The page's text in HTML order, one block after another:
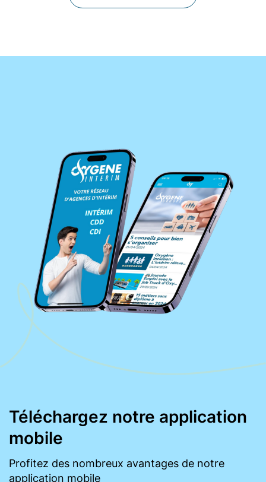
Téléchargez notre application
mobile
Profitez des nombreux avantages de notre
application mobile